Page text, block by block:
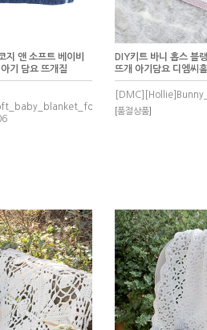
앤 소프트 베이비
기 담요 뜨개질
DIY키트 바니 홉스 블
뜨개 아기담요 디엠씨
[품절상품]